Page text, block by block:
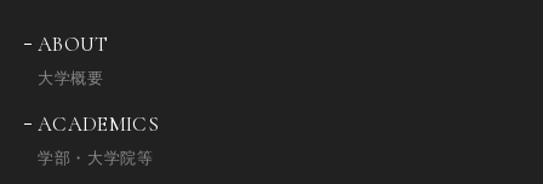
ABOUT
大学概要
ACADEMICS
学部・大学院等